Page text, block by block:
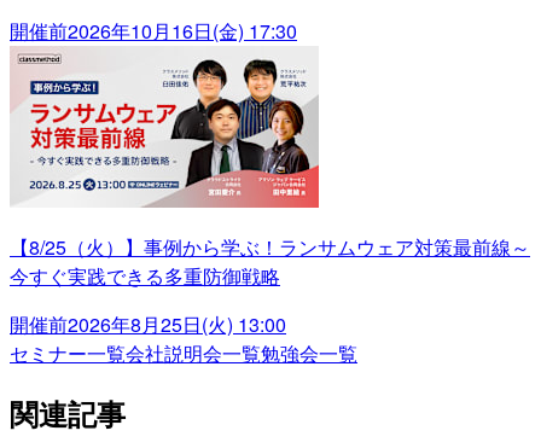
開催前2026年10月16日(金) 17:30
【8/25（火）】事例から学ぶ！ランサムウェア対策最前線～
今すぐ実践できる多重防御戦略
開催前2026年8月25日(火) 13:00
セミナー一覧会社説明会一覧勉強会一覧
関連記事